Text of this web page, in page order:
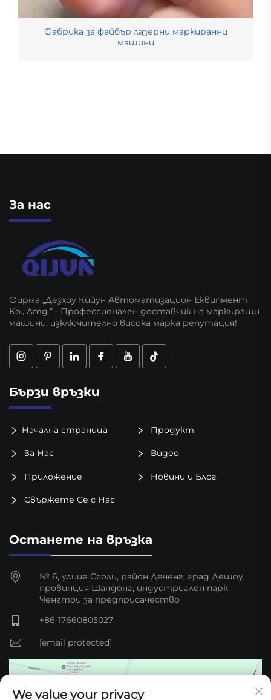
Фабрика за файбър лазерни маркиранни
машини
За нас
Фирма „Дезхоу Кийун Автоматизацион Еквипмент
Ко., Лтд.“ - Профессионален доставчик на маркиращи
машини, изключително висока марка репутация!
Бързи връзки
Начална страница Продукт
За Нас Видео
Приложение Новини и Блог
Свържете Се с Нас
Останете на връзка
№ 6, улица Сяоли, район Деченг, град Дешоу,
провинция Шандонг, индустриален парк
Ченгтou за предприсачество
+86-17660805027
[email protected]
We value your privacy